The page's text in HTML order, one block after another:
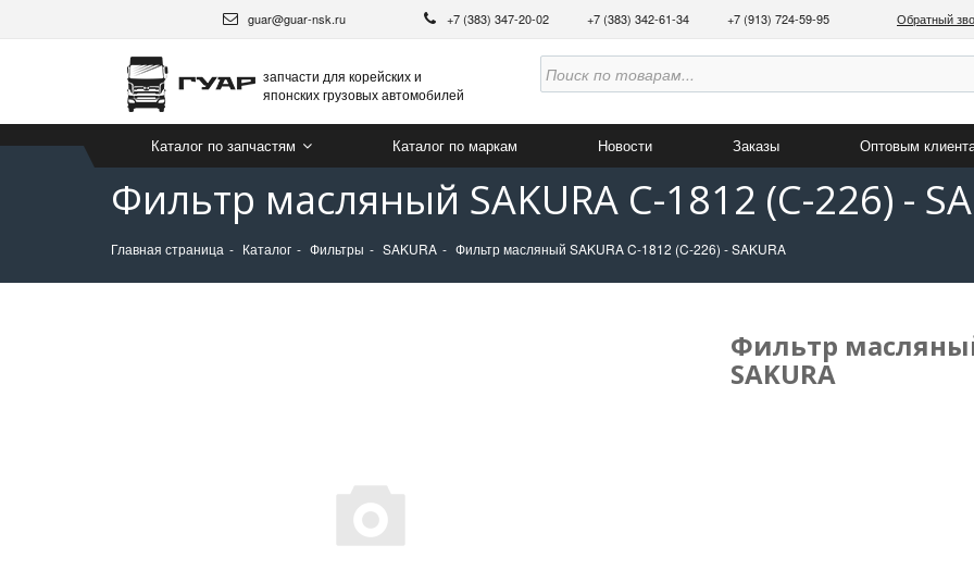
guar@guar-nsk.ru +7 (383) 347-20-02 +7 (383) 342-61-34 +7 (913) 724-59-95 Обратный
запчасти для корейских и
японских грузовых автомобилей
Каталог по запчастям Каталог по маркам Новости Заказы Оптовым
Фильтр масляный SAKURA C-1812 (C-226) -
Главная страница Каталог Фильтры SAKURA Фильтр масляный SAKURA C-1812 (C-226) - SAKURA
Фильтр масляный
SAKURA